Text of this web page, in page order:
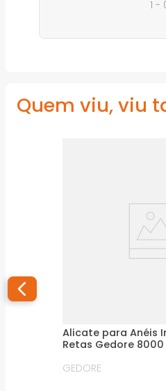
1 -
Quem viu, viu
Alicate para Anéis
Retas Gedore 8000
GEDORE